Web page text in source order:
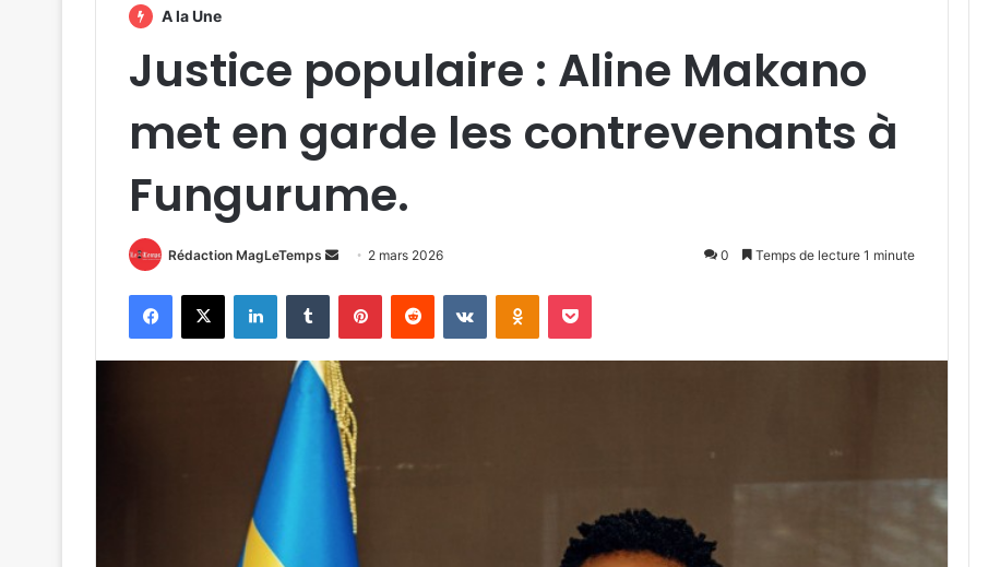
A la Une
Justice populaire : Aline Makano
met en garde les contrevenants à
Fungurume.
Rédaction MagLeTemps
Envoyer
courriel
2 mars 2026 0 Temps de lecture 1 minute
Facebook
X LinkedinTumblr PinterestReddit VKontakteOdnoklassniki
Pocket